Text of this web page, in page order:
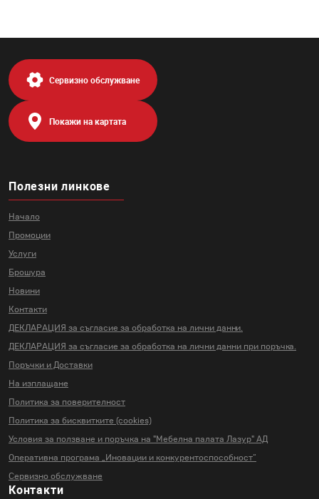
Полезни линкове
Начало
Промоции
Услуги
Брошура
Новини
Контакти
ДЕКЛАРАЦИЯ за съгласие за обработка на лични данни.
ДЕКЛАРАЦИЯ за съгласие за обработка на лични данни при поръчка.
Поръчки и Доставки
На изплащане
Политика за поверителност
Политика за бисквитките (cookies)
Условия за ползване и поръчка на "Мебелна палата Лазур" АД
Оперативна програма „Иновации и конкурентоспособност“
Сервизно обслужване
Контакти
Сервизно обслужване
Покажи на картата